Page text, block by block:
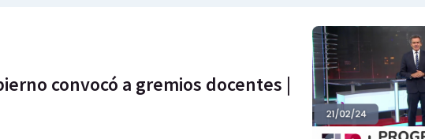
convocó a gremios docentes |